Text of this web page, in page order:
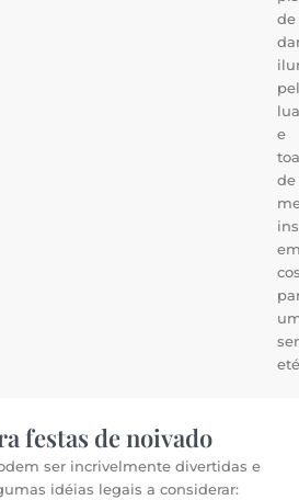
de
e
de
festas de noivado
ser incrivelmente divertidas e
idéias legais a considerar: